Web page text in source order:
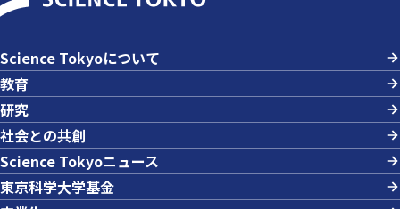
Science Tokyoについて
教育
研究
社会との共創
Science Tokyoニュース
東京科学大学基金